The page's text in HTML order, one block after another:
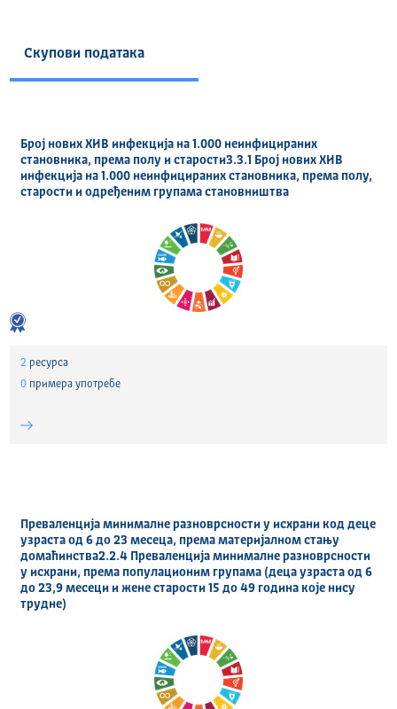
Скупови података
Број нових ХИВ инфекција на 1.000 неинфицираних
становника, према полу и старости3.3.1 Број нових ХИВ
инфекција на 1.000 неинфицираних становника, према полу,
старости и одређеним групама становништва
2 ресурса
0 примера употребе
Преваленција минималне разноврсности у исхрани код деце
узраста од 6 до 23 месеца, према материјалном стању
домаћинства2.2.4 Преваленција минималне разноврсности
у исхрани, према популационим групама (деца узраста од 6
до 23,9 месеци и жене старости 15 до 49 година које нису
трудне)